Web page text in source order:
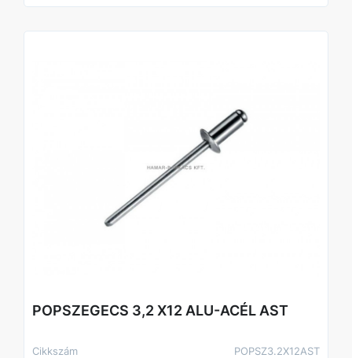
POPSZEGECS 3,2 X12 ALU-ACÉL AST
Cikkszám
POPSZ3.2X12AST